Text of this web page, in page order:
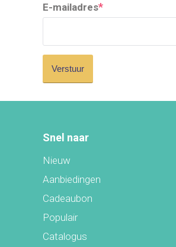
E-mailadres*
Snel naar
Nieuw
Aanbiedingen
Cadeaubon
Populair
Catalogus